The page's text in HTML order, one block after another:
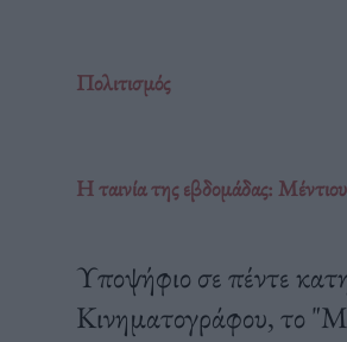
Πολιτισμός
Η ταινία της εβδομάδας:
Υποψήφιο σε πέντε
Κινηματογράφου, το